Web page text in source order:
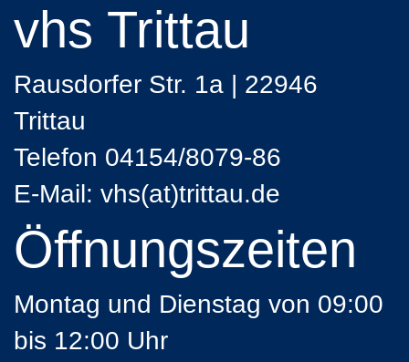
vhs Trittau
Rausdorfer Str. 1a | 22946
Trittau
Telefon 04154/8079-86
E-Mail: vhs(at)trittau.de
Öffnungszeiten
Montag und Dienstag von 09:00
bis 12:00 Uhr